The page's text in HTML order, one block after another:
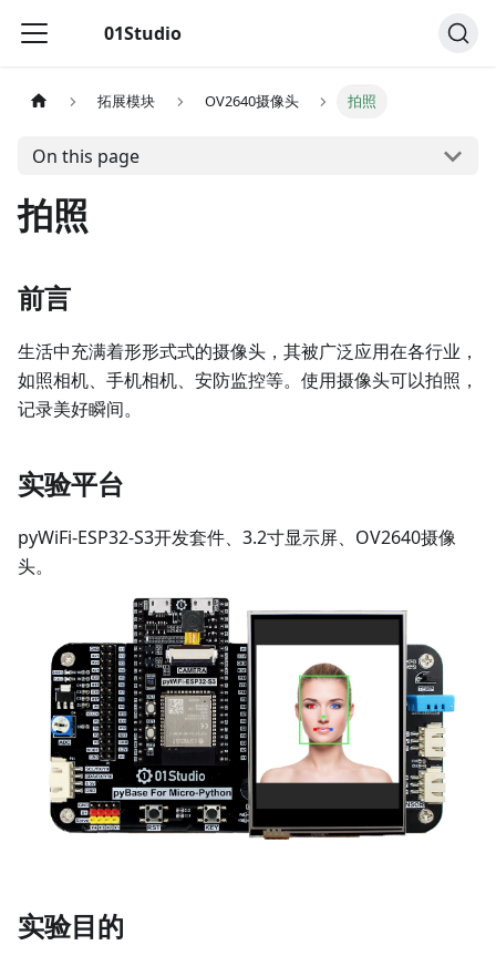
01Studio
拓展模块 OV2640摄像头 拍照
On this page
拍照
前言
生活中充满着形形式式的摄像头，其被广泛应用在各行业，
如照相机、手机相机、安防监控等。使用摄像头可以拍照，
记录美好瞬间。
实验平台
pyWiFi-ESP32-S3开发套件、3.2寸显示屏、OV2640摄像
头。
实验目的